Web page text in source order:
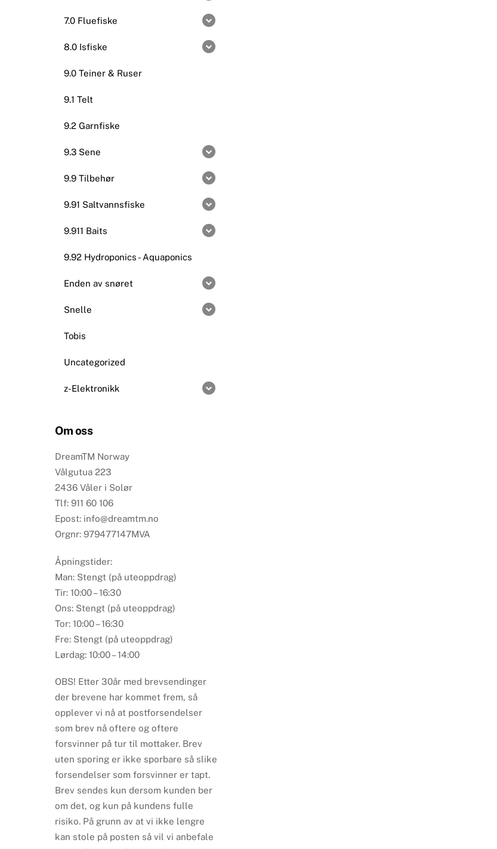
7.0 Fluefiske
8.0 Isfiske
9.0 Teiner & Ruser
9.1 Telt
9.2 Garnfiske
9.3 Sene
9.9 Tilbehør
9.91 Saltvannsfiske
9.911 Baits
9.92 Hydroponics - Aquaponics
Enden av snøret
Snelle
Tobis
Uncategorized
z-Elektronikk
Om oss
DreamTM Norway
Vålgutua 223
2436 Våler i Solør
Tlf: 911 60 106
Epost: info@dreamtm.no
Orgnr: 979477147MVA
Åpningstider:
Man: Stengt (på uteoppdrag)
Tir: 10:00 – 16:30
Ons: Stengt (på uteoppdrag)
Tor: 10:00 – 16:30
Fre: Stengt (på uteoppdrag)
Lørdag: 10:00 – 14:00
OBS! Etter 30år med brevsendinger
der brevene har kommet frem, så
opplever vi nå at postforsendelser
som brev nå oftere og oftere
forsvinner på tur til mottaker. Brev
uten sporing er ikke sporbare så slike
forsendelser som forsvinner er tapt.
Brev sendes kun dersom kunden ber
om det, og kun på kundens fulle
risiko. På grunn av at vi ikke lengre
kan stole på posten så vil vi anbefale